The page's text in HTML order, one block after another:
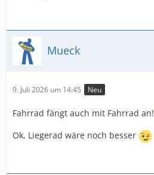
Mueck
9. Juli 2026 um 14:45 Neu
Fahrrad fängt auch mit Fahrrad an!
Ok, Liegerad wäre noch besser